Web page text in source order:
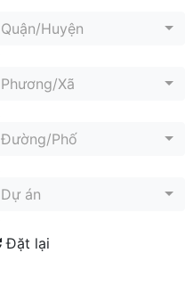
Quận/Huyện
Phương/Xã
Đường/Phố
Dự án
Đặt lại